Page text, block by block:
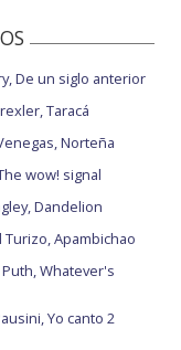
De un siglo anterior
Taracá
Norteña
wow! signal
Dandelion
Turizo, Apambichao
Whatever's
Yo canto 2